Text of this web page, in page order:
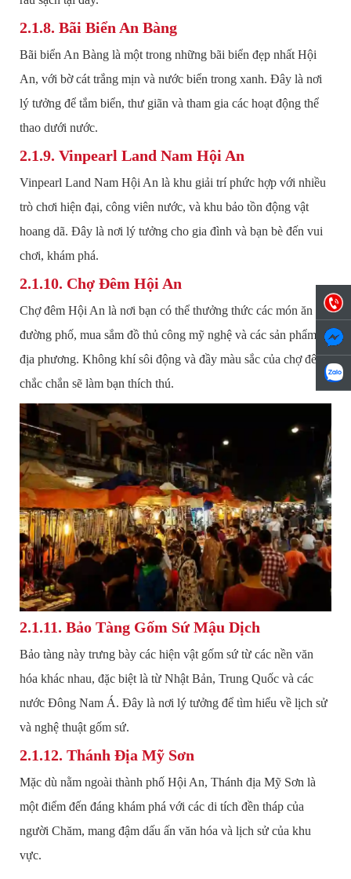
2.1.8. Bãi Biển An Bàng
Bãi biển An Bàng là một trong những bãi biển đẹp nhất Hội
An, với bờ cát trắng mịn và nước biển trong xanh. Đây là nơi
lý tưởng để tắm biển, thư giãn và tham gia các hoạt động thể
thao dưới nước.
2.1.9. Vinpearl Land Nam Hội An
Vinpearl Land Nam Hội An là khu giải trí phức hợp với nhiều
trò chơi hiện đại, công viên nước, và khu bảo tồn động vật
hoang dã. Đây là nơi lý tưởng cho gia đình và bạn bè đến vui
chơi, khám phá.
2.1.10. Chợ Đêm Hội An
Chợ đêm Hội An là nơi bạn có thể thưởng thức các món ăn
đường phố, mua sắm đồ thủ công mỹ nghệ và các sản phẩm
địa phương. Không khí sôi động và đầy màu sắc của chợ đêm
chắc chắn sẽ làm bạn thích thú.
2.1.11. Bảo Tàng Gốm Sứ Mậu Dịch
Bảo tàng này trưng bày các hiện vật gốm sứ từ các nền văn
hóa khác nhau, đặc biệt là từ Nhật Bản, Trung Quốc và các
nước Đông Nam Á. Đây là nơi lý tưởng để tìm hiểu về lịch sử
và nghệ thuật gốm sứ.
2.1.12. Thánh Địa Mỹ Sơn
Mặc dù nằm ngoài thành phố Hội An, Thánh địa Mỹ Sơn là
một điểm đến đáng khám phá với các di tích đền tháp của
người Chăm, mang đậm dấu ấn văn hóa và lịch sử của khu
vực.